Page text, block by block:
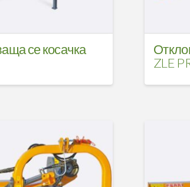
се косачка
ZLE